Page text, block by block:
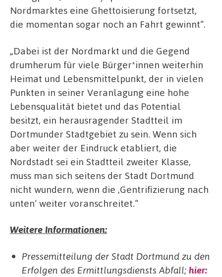
Nordmarktes eine Ghettoisierung fortsetzt,
die momentan sogar noch an Fahrt gewinnt“.
„Dabei ist der Nordmarkt und die Gegend
drumherum für viele Bürger*innen weiterhin
Heimat und Lebensmittelpunkt, der in vielen
Punkten in seiner Veranlagung eine hohe
Lebensqualität bietet und das Potential
besitzt, ein herausragender Stadtteil im
Dortmunder Stadtgebiet zu sein. Wenn sich
aber weiter der Eindruck etabliert, die
Nordstadt sei ein Stadtteil zweiter Klasse,
muss man sich seitens der Stadt Dortmund
nicht wundern, wenn die ,Gentrifizierung nach
unten‘ weiter voranschreitet.“
Weitere Informationen:
Pressemitteilung der Stadt Dortmund zu den
Erfolgen des Ermittlungsdiensts Abfall;hier: